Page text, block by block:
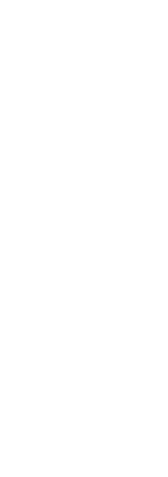
iba a venir
«De
«No ha